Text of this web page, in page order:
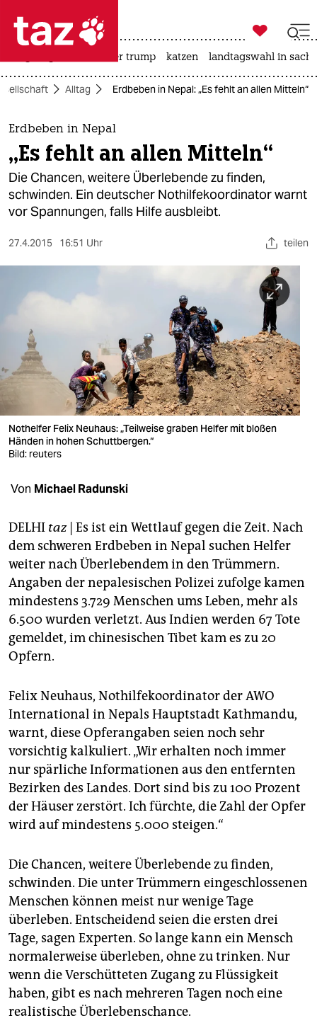
 taz zahl ich
taz zahl ich
themen
politik
öko
gesellschaft
sport
berlin
nord
wahrheit
verlag
verlag
shop
fragen & hilfe
unterstützen
abo
genossenschaft
epaper login

taz zahl ich
usa unter trump katzen landtagswahl in
Alltag Erdbeben in Nepal: „Es fehlt an allen Mitteln“
Erdbeben in Nepal
„Es fehlt an allen Mitteln“
Die Chancen, weitere Überlebende zu finden,
schwinden. Ein deutscher Nothilfekoordinator warnt
vor Spannungen, falls Hilfe ausbleibt.
27.4.2015 16:51 Uhr teilen
Nothelfer Felix Neuhaus: „Teilweise graben Helfer mit bloßen
Händen in hohen Schuttbergen.“
Bild: reuters
Von Michael Radunski
DELHI taz| Es ist ein Wettlauf gegen die Zeit. Nach
dem schweren Erdbeben in Nepal suchen Helfer
weiter nach Überlebendem in den Trümmern.
Angaben der nepalesischen Polizei zufolge kamen
mindestens 3.729 Menschen ums Leben, mehr als
6.500 wurden verletzt. Aus Indien werden 67 Tote
gemeldet, im chinesischen Tibet kam es zu 20
Opfern.
Felix Neuhaus, Nothilfekoordinator der AWO
International in Nepals Hauptstadt Kathmandu,
warnt, diese Opferangaben seien noch sehr
vorsichtig kalkuliert. „Wir erhalten noch immer
nur spärliche Informationen aus den entfernten
Bezirken des Landes. Dort sind bis zu 100 Prozent
der Häuser zerstört. Ich fürchte, die Zahl der Opfer
wird auf mindestens 5.000 steigen.“
Die Chancen, weitere Überlebende zu finden,
schwinden. Die unter Trümmern eingeschlossenen
Menschen können meist nur wenige Tage
überleben. Entscheidend seien die ersten drei
Tage, sagen Experten. So lange kann ein Mensch
normalerweise überleben, ohne zu trinken. Nur
wenn die Verschütteten Zugang zu Flüssigkeit
haben, gibt es nach mehreren Tagen noch eine
realistische Überlebenschance.